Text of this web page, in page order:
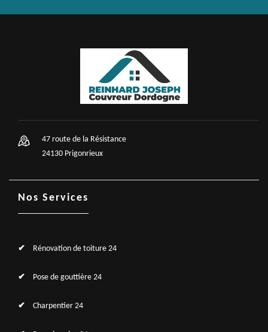
47 route de la Résistance
24130 Prigonrieux
Nos Services
Rénovation de toiture 24
Pose de gouttière 24
Charpentier 24